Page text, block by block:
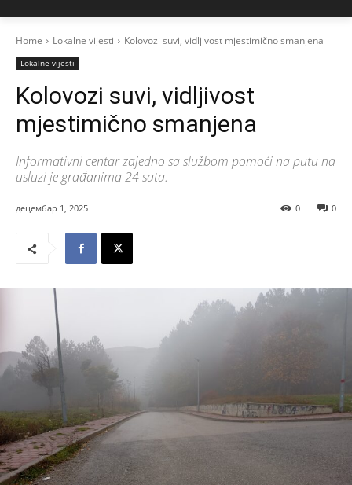
Home Lokalne vijesti Kolovozi suvi, vidljivost mjestimično smanjena
Lokalne vijesti
Kolovozi suvi, vidljivost
mjestimično smanjena
Informativni centar zajedno sa službom pomoći na putu na
usluzi je građanima 24 sata.
децембар 1, 2025 0
0